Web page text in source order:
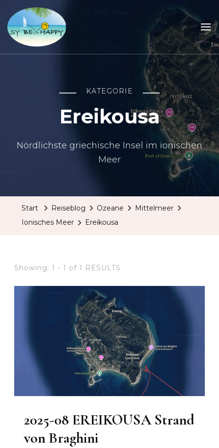
Sailing Be Happy
ein Traum wird wahr
KATEGORIE
Ereikousa
Nördlichste griechische Insel im ionischen
Meer
Start Reiseblog Ozeane
Mittelmeer
Ionisches Meer
Ereikousa
Showing: 1 - 1 of 1 RESULTS
2025-08 EREIKOUSA Strand
von Braghini